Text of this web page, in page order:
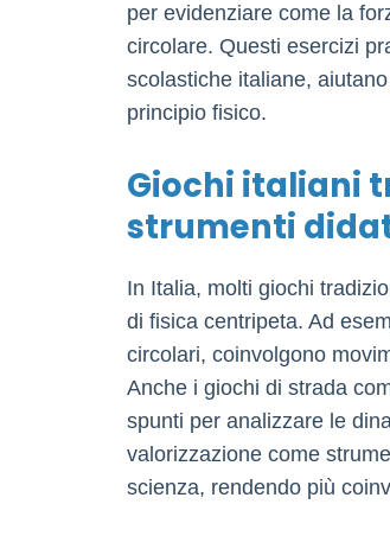
per evidenziare come la
circolare. Questi esercizi
scolastiche italiane,
principio fisico.
Giochi italiani
strumenti
In Italia, molti giochi
di fisica centripeta. Ad
circolari, coinvolgono
Anche i giochi di strada
spunti per analizzare le
valorizzazione come
scienza, rendendo più